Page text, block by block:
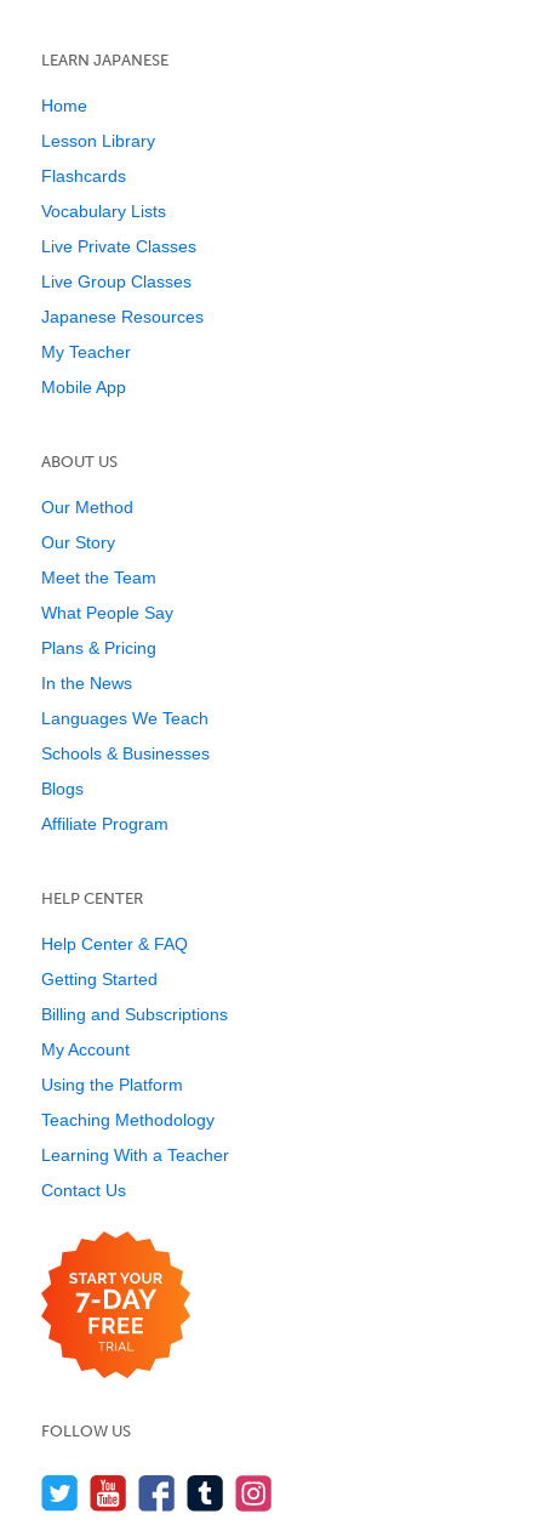
LEARN JAPANESE
Home
Lesson Library
Flashcards
Vocabulary Lists
Live Private Classes
Live Group Classes
Japanese Resources
My Teacher
Mobile App
ABOUT US
Our Method
Our Story
Meet the Team
What People Say
Plans & Pricing
In the News
Languages We Teach
Schools & Businesses
Blogs
Affiliate Program
HELP CENTER
Help Center & FAQ
Getting Started
Billing and Subscriptions
My Account
Using the Platform
Teaching Methodology
Learning With a Teacher
Contact Us
FOLLOW US